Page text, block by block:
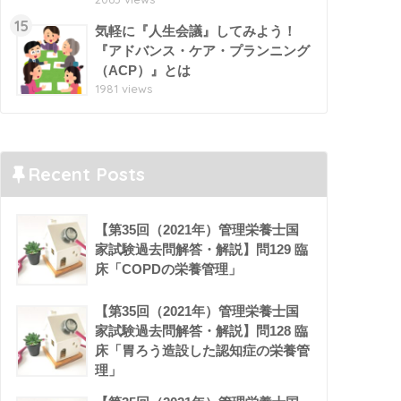
15
気軽に『人生会議』してみよう！
『アドバンス・ケア・プランニング
（ACP）』とは
1981 views
Recent Posts
【第35回（2021年）管理栄養士国
家試験過去問解答・解説】問129 臨
床「COPDの栄養管理」
【第35回（2021年）管理栄養士国
家試験過去問解答・解説】問128 臨
床「胃ろう造設した認知症の栄養管
理」